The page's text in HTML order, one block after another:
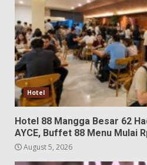
Hotel
Hotel 88 Mangga Besar 62
AYCE, Buffet 88 Menu Mulai
August 5, 2026